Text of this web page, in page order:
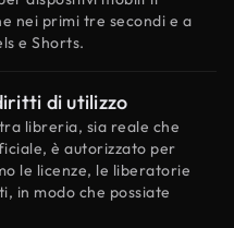
nei primi tre secondi e a
e Shorts.
di utilizzo
libreria, sia reale che
è autorizzato per
le licenze, le liberatorie
in modo che possiate